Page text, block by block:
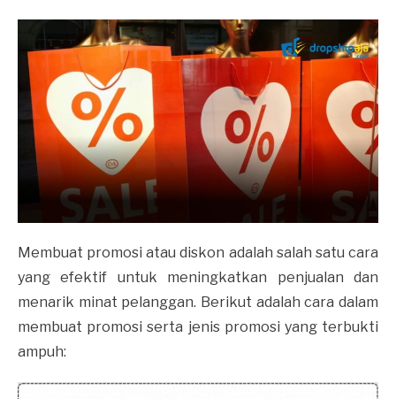
Membuat promosi atau diskon adalah salah satu cara
yang efektif untuk meningkatkan penjualan dan
menarik minat pelanggan. Berikut adalah cara dalam
membuat promosi serta jenis promosi yang terbukti
ampuh: